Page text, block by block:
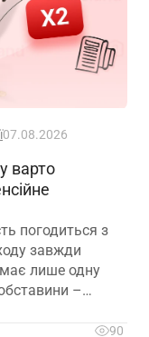
07.08.2026
варто
погодиться з
завжди
лише одну
–
її
90